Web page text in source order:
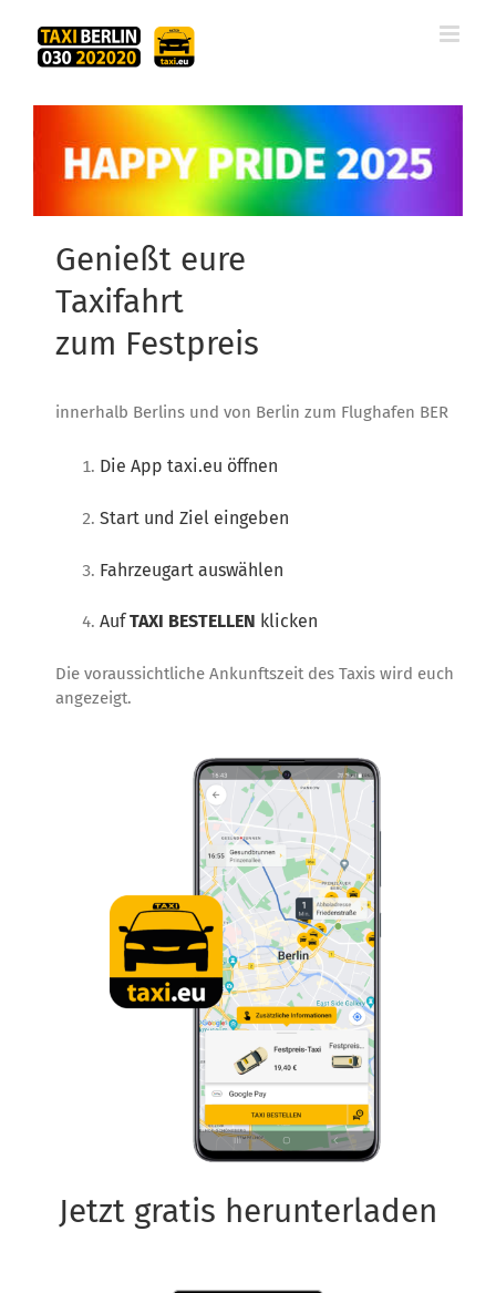
Inhalt
springen
Genießt eure
Taxifahrt
zum Festpreis
innerhalb Berlins und von Berlin zum Flughafen BER
Die App taxi.eu öffnen
Start und Ziel eingeben
Fahrzeugart auswählen
AufTAXI BESTELLEN klicken
Die voraussichtliche Ankunftszeit des Taxis wird euch
angezeigt.
Jetzt gratis herunterladen